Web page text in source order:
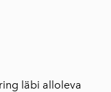
läbi alloleva